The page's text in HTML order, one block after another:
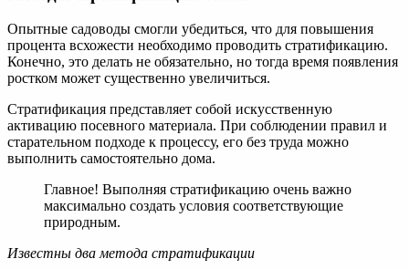
Опытные садоводы смогли убедиться, что для повышения
процента всхожести необходимо проводить стратификацию.
Конечно, это делать не обязательно, но тогда время появления
ростком может существенно увеличиться.
Стратификация представляет собой искусственную
активацию посевного материала. При соблюдении правил и
старательном подходе к процессу, его без труда можно
выполнить самостоятельно дома.
Главное! Выполняя стратификацию очень важно
максимально создать условия соответствующие
природным.
Известны два метода стратификации